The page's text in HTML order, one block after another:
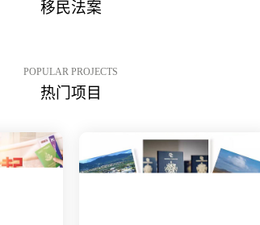
移民法案
POPULAR PROJECTS
热门项目